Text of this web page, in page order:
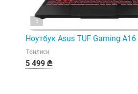
5
Ноутбук Asus TUF Gaming
Тбилиси
5 499 ₾